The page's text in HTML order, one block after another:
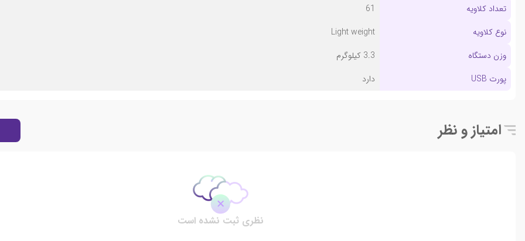
تعداد کلاویه
61
نوع کلاویه
Light weight
وزن دستگاه
3.3 کیلوگرم
پورت USB
دارد
امتیاز و نظر
نظری ثبت نشده است